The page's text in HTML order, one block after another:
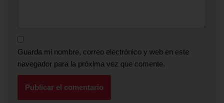
Guarda mi nombre, correo electrónico y web en este
navegador para la próxima vez que comente.